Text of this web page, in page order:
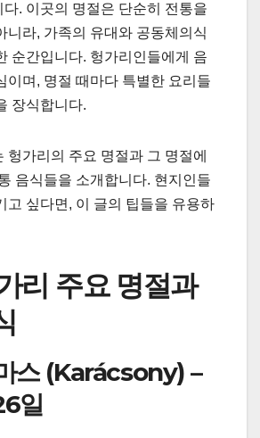
. 이곳의 명절은 단순히 전통을
니라, 가족의 유대와 공동체의식
순간입니다. 헝가리인들에게 음
이며, 명절 때마다 특별한 요리들
장식합니다.
헝가리의 주요 명절과 그 명절에
음식들을 소개합니다. 현지인들
고 싶다면, 이 글의 팁들을 유용하
리 주요 명절과
스 (Karácsony) –
일